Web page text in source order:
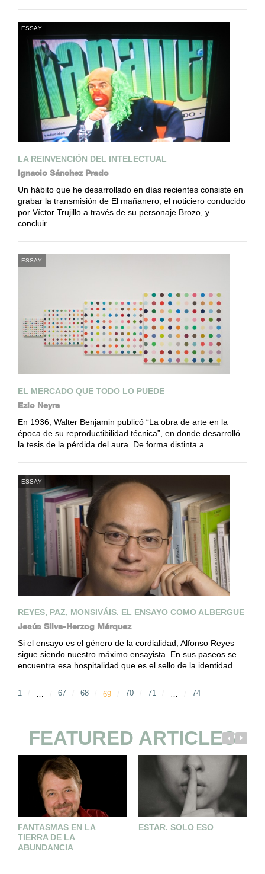
ESSAY
LA REINVENCIÓN DEL INTELECTUAL
Ignacio Sánchez Prado
Un hábito que he desarrollado en días recientes consiste en
grabar la transmisión de El mañanero, el noticiero conducido
por Víctor Trujillo a través de su personaje Brozo, y
concluir…
ESSAY
EL MERCADO QUE TODO LO PUEDE
Ezio Neyra
En 1936, Walter Benjamin publicó “La obra de arte en la
época de su reproductibilidad técnica”, en donde desarrolló
la tesis de la pérdida del aura. De forma distinta a…
ESSAY
REYES, PAZ, MONSIVÁIS. EL ENSAYO COMO ALBERGUE
Jesús Silva-Herzog Márquez
Si el ensayo es el género de la cordialidad, Alfonso Reyes
sigue siendo nuestro máximo ensayista. En sus paseos se
encuentra esa hospitalidad que es el sello de la identidad…
1 … 67 68 69 70 71 … 74
FEATURED ARTICLES
FANTASMAS EN LA
TIERRA DE LA
ABUNDANCIA
ESTAR. SOLO ESO